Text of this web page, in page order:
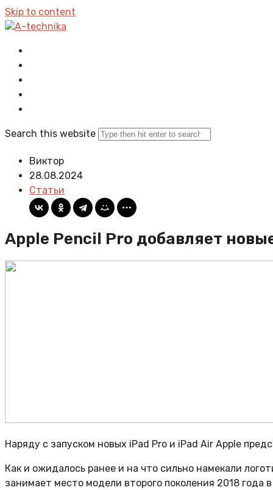
Skip to content
A-technika
Search this website
Виктор
28.08.2024
Статьи
Apple Pencil Pro добавляет
Наряду с запуском новых iPad Pro и iPad Air Apple
Как и ожидалось ранее и на что сильно намекали
занимает место модели второго поколения 2018 года